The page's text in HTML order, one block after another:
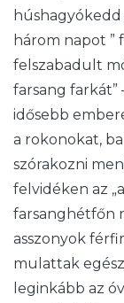
húshagyókedd
három napot ”
felszabadult
farsang farkát”
idősebb
a rokonokat,
szórakozni
felvidéken az
farsanghétfőn
asszonyok
mulattak
leginkább az